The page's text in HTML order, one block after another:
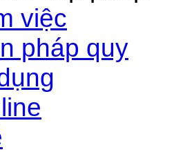
việc
pháp quy